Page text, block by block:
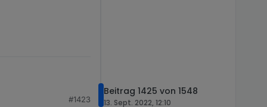
#1423
Beitrag 1425 von 1548
13. Sept. 2022, 12:10